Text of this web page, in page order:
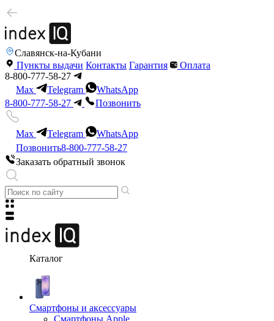
Славянск-на-Кубани
Пункты выдачи Контакты Гарантия
Оплата
8-800-777-58-27
Max
Telegram
WhatsApp
8-800-777-58-27
Позвонить
Max Telegram
WhatsApp
Позвонить8-800-777-58-27
Заказать обратный звонок
Каталог
Смартфоны и аксессуары
Смартфоны Apple